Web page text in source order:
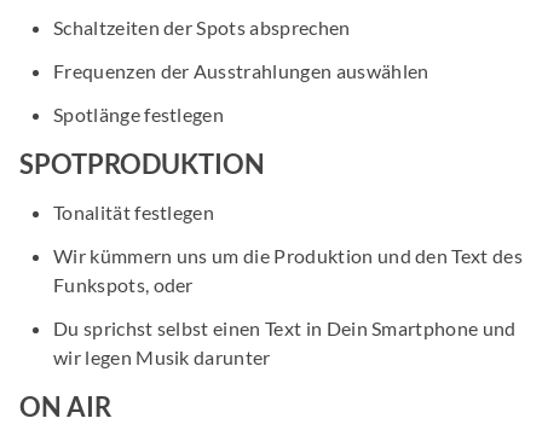
Schaltzeiten der Spots absprechen
Frequenzen der Ausstrahlungen auswählen
Spotlänge festlegen
SPOTPRODUKTION
Tonalität festlegen
Wir kümmern uns um die Produktion und den Text des
Funkspots, oder
Du sprichst selbst einen Text in Dein Smartphone und
wir legen Musik darunter
ON AIR